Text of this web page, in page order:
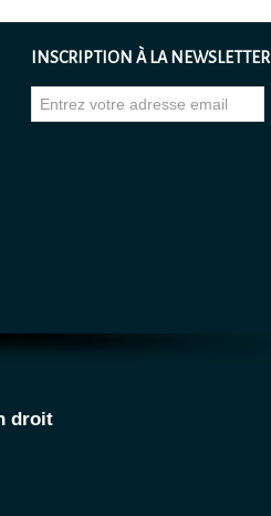
INSCRIPTION À LA NEWSLETTER
droit